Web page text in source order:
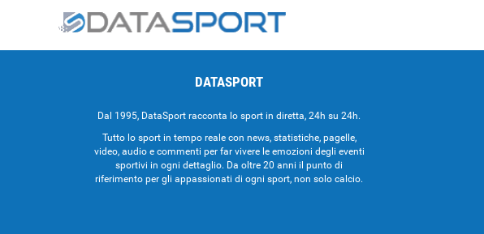
DATASPORT
Dal 1995, DataSport racconta lo sport in diretta, 24h su 24h.
Tutto lo sport in tempo reale con news, statistiche, pagelle,
video, audio e commenti per far vivere le emozioni degli eventi
sportivi in ogni dettaglio. Da oltre 20 anni il punto di
riferimento per gli appassionati di ogni sport, non solo calcio.